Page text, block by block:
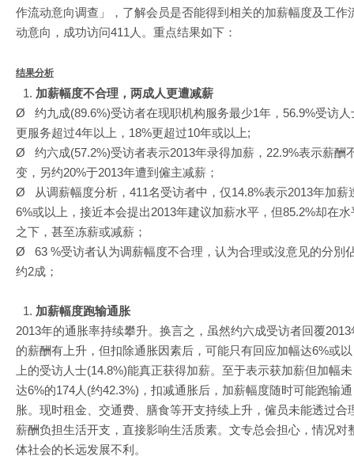
作流动意向调查」，了解会员是否能得到相关的加薪幅度及工作
动意向，成功访问411人。重点结果如下：
结果分析
加薪幅度不合理，两成人更遭减薪
Ø 约九成(89.6%)受访者在现职机构服务最少1年，56.9%受访人
更服务超过4年以上，18%更超过10年或以上;
Ø 约六成(57.2%)受访者表示2013年录得加薪，22.9%表示薪酬
变，另约20%于2013年遭到僱主减薪；
Ø 从调薪幅度分析，411名受访者中，仅14.8%表示2013年加薪
6%或以上，接近本会提出2013年建议加薪水平，但85.2%却在水
之下，甚至冻薪或减薪；
Ø 63 %受访者认为调薪幅度不合理，认为合理或沒意见的分別
约2成；
加薪幅度跑输通胀
2013年的通胀率持续攀升。换言之，虽然约六成受访者回覆2013
的薪酬有上升，但扣除通胀因素后，可能只有回应加幅达6%或以
上的受访人士(14.8%)能真正获得加薪。至于表示获加薪但加幅未
达6%的174人(约42.3%)，扣减通胀后，加薪幅度随时可能跑输通
胀。现时租金、交通费、膳食等开支持续上升，僱员未能透过合
薪酬负担生活开支，直接影响生活质素。文专总会担心，情况对
体社会的长远发展不利。